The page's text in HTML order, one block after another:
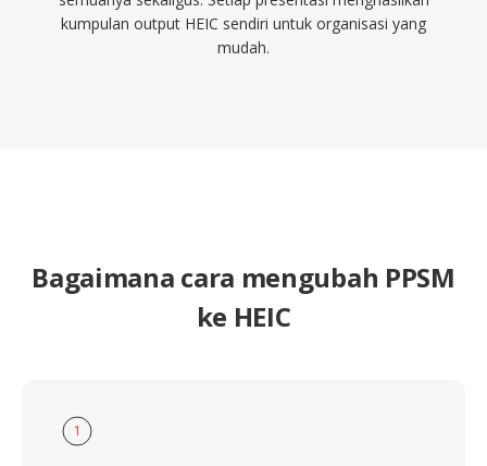
kumpulan output HEIC sendiri untuk organisasi yang
mudah.
Bagaimana cara mengubah PPSM
ke HEIC
1